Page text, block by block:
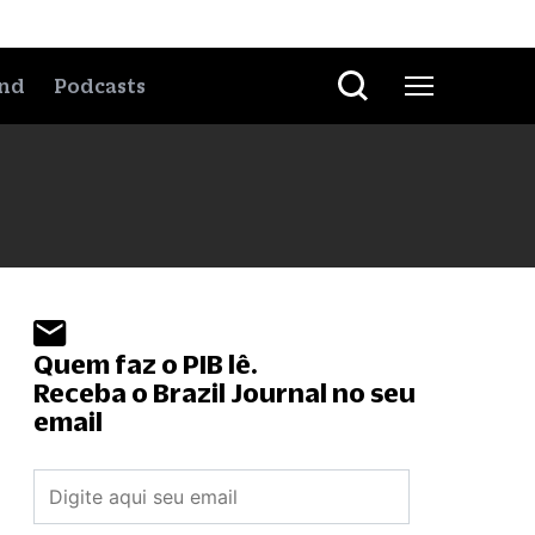
Podcasts
Quem faz o PIB lê.
Receba o Brazil Journal no seu
email